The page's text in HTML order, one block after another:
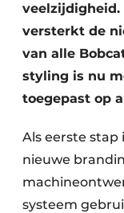
versterkt de
van alle
styling is nu
toegepast op
Als eerste
nieuwe
systeem